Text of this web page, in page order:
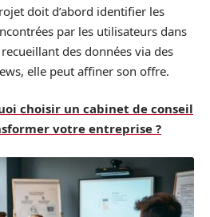
doit d’abord identifier les
par les utilisateurs dans
des données via des
elle peut affiner son offre.
choisir un cabinet de conseil
votre entreprise ?